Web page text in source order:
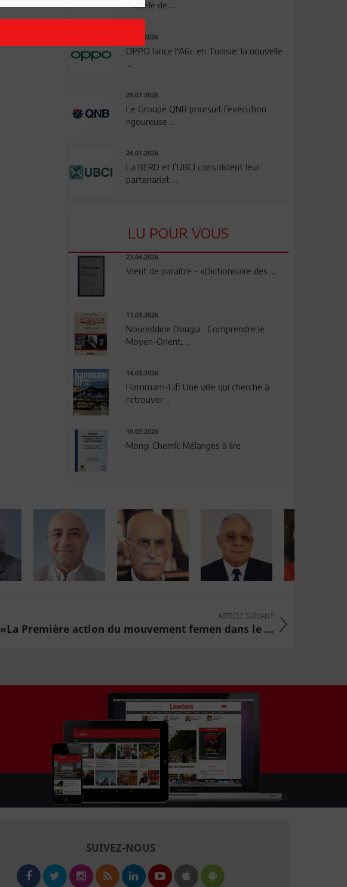
modèle de ...
04.08.2026
OPPO lance l'A6c en Tunisie: la nouvelle
...
29.07.2026
Le Groupe QNB poursuit l’exécution
rigoureuse ...
24.07.2026
La BERD et l’UBCI consolident leur
partenariat ...
LU POUR VOUS
23.04.2026
Vient de paraître - «Dictionnaire des ...
17.03.2026
Noureddine Dougui : Comprendre le
Moyen-Orient, ...
14.03.2026
Hammam-Lif: Une ville qui cherche à
retrouver ...
10.03.2026
Mongi Chemli: Mélanges à lire
ARTICLE SUIVANT
«La Première action du mouvement femen dans le ...
SUIVEZ-NOUS